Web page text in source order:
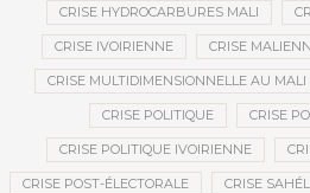
CRISE HYDROCARBURES MALI
CRISE IVOIRIENNE CRISE
CRISE MULTIDIMENSIONNELLE AU MALI
CRISE POLITIQUE CRISE
CRISE POLITIQUE IVOIRIENNE
CRISE POST-ÉLECTORALE CRISE